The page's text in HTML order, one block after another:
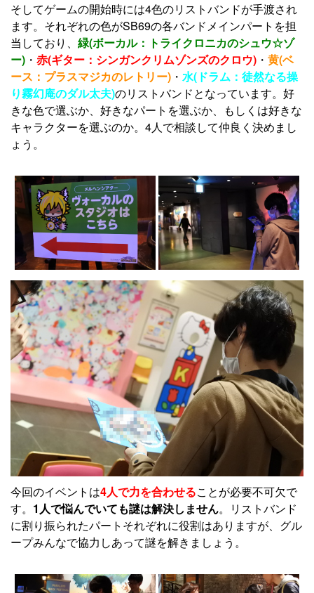
そしてゲームの開始時には4色のリストバンドが手渡され
ます。それぞれの色がSB69の各バンドメインパートを担
当しており、 緑(ボーカル：トライクロニカのシュウ☆ゾ
ー) ・ 赤(ギター：シンガンクリムゾンズのクロウ) ・ 黄(ベ
ース：プラスマジカのレトリー) ・ 水(ドラム：徒然なる操
り霧幻庵のダル太夫)のリストバンドとなっています。好
きな色で選ぶか、好きなパートを選ぶか、もしくは好きな
キャラクターを選ぶのか。4人で相談して仲良く決めまし
ょう。
今回のイベントは4人で力を合わせることが必要不可欠で
す。 1人で悩んでいても謎は解決しません。リストバンド
に割り振られたパートそれぞれに役割はありますが、グル
ープみんなで協力しあって謎を解きましょう。